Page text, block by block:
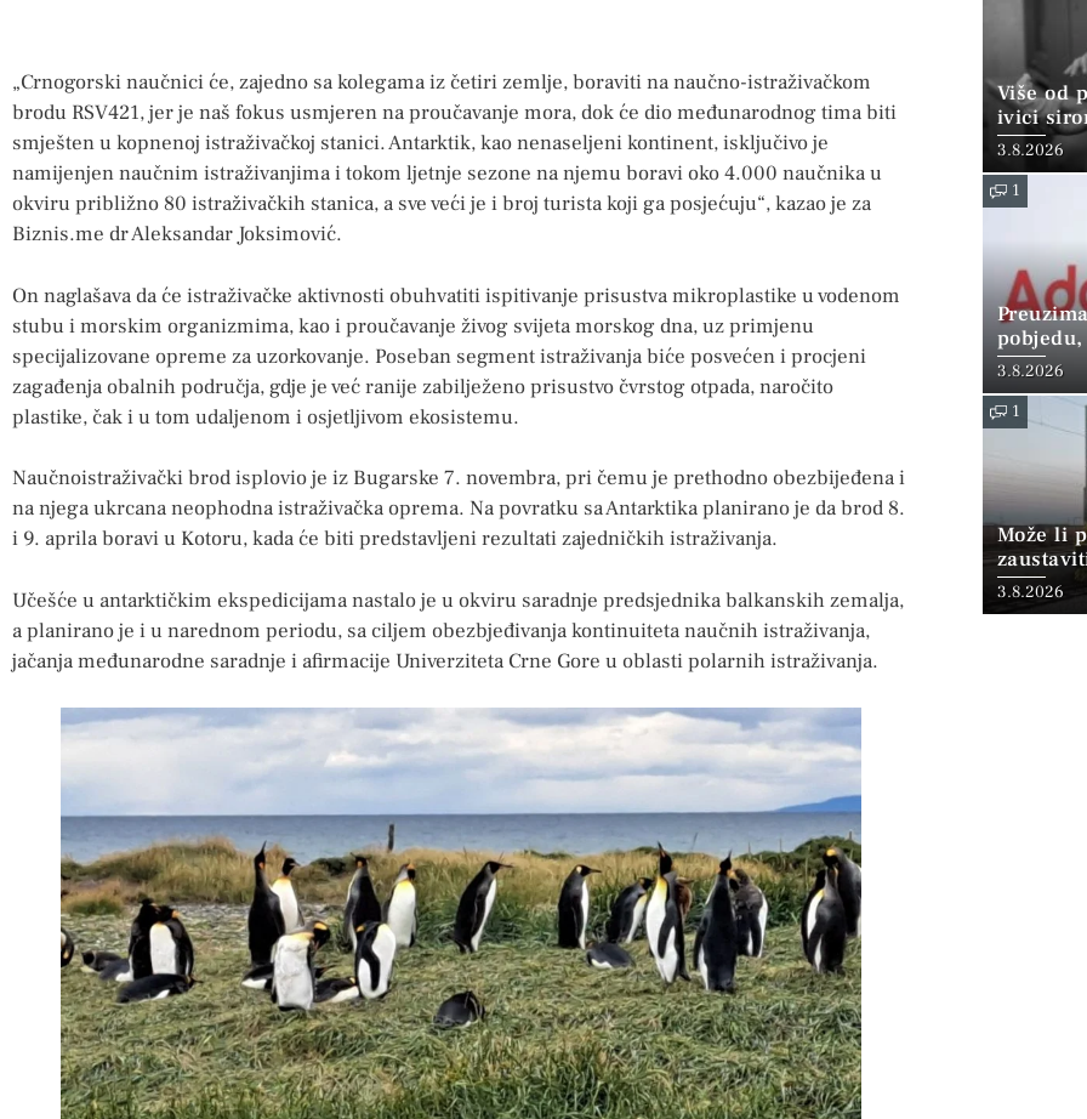
„Crnogorski naučnici će, zajedno sa kolegama iz četiri zemlje, boraviti na naučno-istraživačkom
brodu RSV421, jer je naš fokus usmjeren na proučavanje mora, dok će dio međunarodnog tima biti
smješten u kopnenoj istraživačkoj stanici. Antarktik, kao nenaseljeni kontinent, isključivo je
namijenjen naučnim istraživanjima i tokom ljetnje sezone na njemu boravi oko 4.000 naučnika u
okviru približno 80 istraživačkih stanica, a sve veći je i broj turista koji ga posjećuju“, kazao je za
Biznis.me dr Aleksandar Joksimović.
On naglašava da će istraživačke aktivnosti obuhvatiti ispitivanje prisustva mikroplastike u vodenom
stubu i morskim organizmima, kao i proučavanje živog svijeta morskog dna, uz primjenu
specijalizovane opreme za uzorkovanje. Poseban segment istraživanja biće posvećen i procjeni
zagađenja obalnih područja, gdje je već ranije zabilježeno prisustvo čvrstog otpada, naročito
plastike, čak i u tom udaljenom i osjetljivom ekosistemu.
Naučnoistraživački brod isplovio je iz Bugarske 7. novembra, pri čemu je prethodno obezbijeđena i
na njega ukrcana neophodna istraživačka oprema. Na povratku sa Antarktika planirano je da brod 8.
i 9. aprila boravi u Kotoru, kada će biti predstavljeni rezultati zajedničkih istraživanja.
Učešće u antarktičkim ekspedicijama nastalo je u okviru saradnje predsjednika balkanskih zemalja,
a planirano je i u narednom periodu, sa ciljem obezbjeđivanja kontinuiteta naučnih istraživanja,
jačanja međunarodne saradnje i afirmacije Univerziteta Crne Gore u oblasti polarnih istraživanja.
Više od
ivici
3.8.2026
1
3.8.2026
1
Može li
3.8.2026